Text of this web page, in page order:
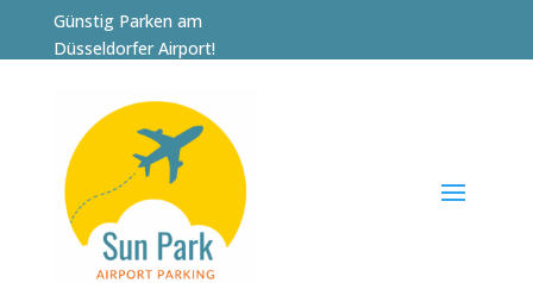
Günstig Parken am
Düsseldorfer Airport!